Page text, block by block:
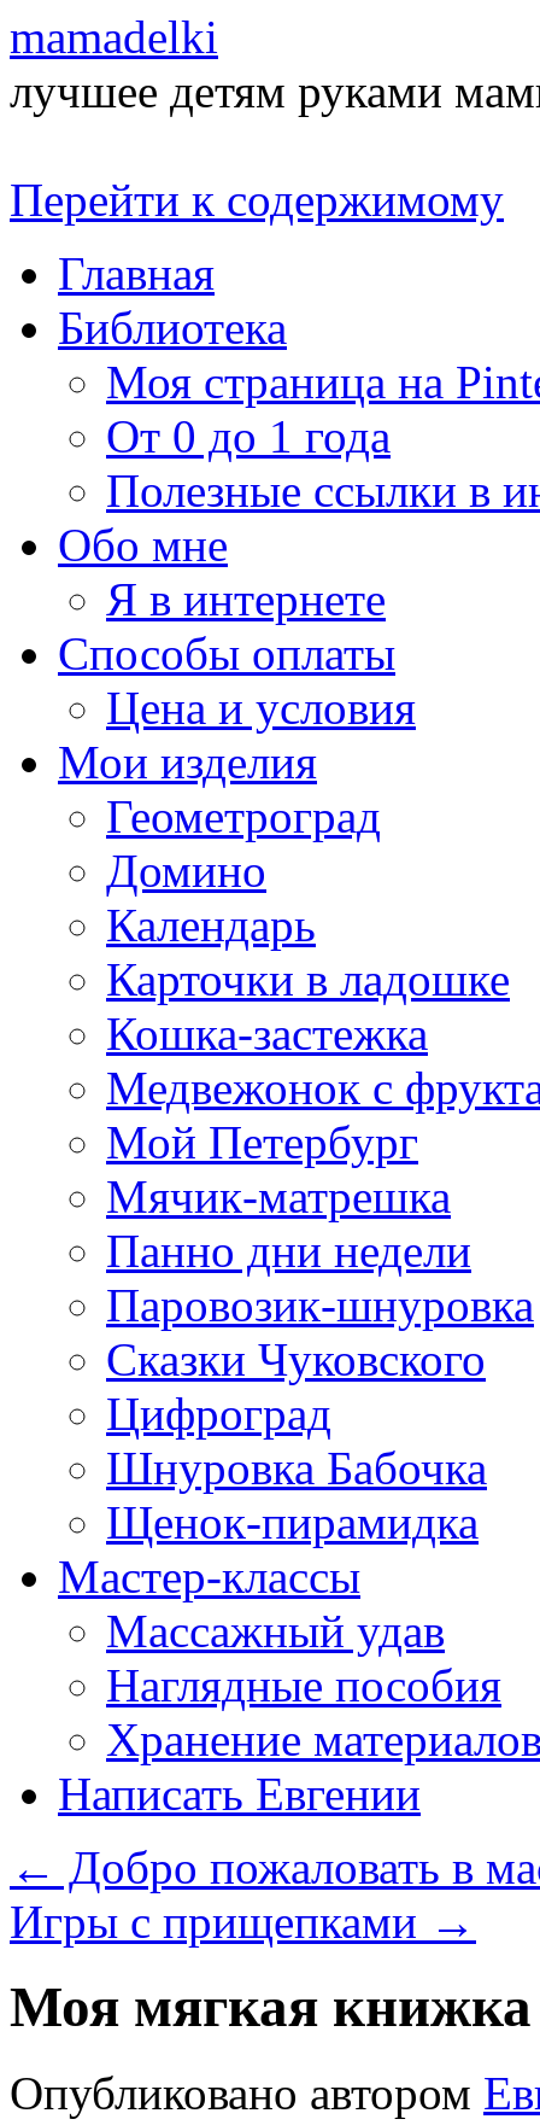
mamadelki
лучшее детям руками
Перейти к содержимому
Главная
Библиотека
Моя страница на
От 0 до 1 года
Полезные ссылки в
Обо мне
Я в интернете
Способы оплаты
Цена и условия
Мои изделия
Геометроград
Домино
Календарь
Карточки в ладошке
Кошка-застежка
Медвежонок с
Мой Петербург
Мячик-матрешка
Панно дни недели
Паровозик-шнуровка
Сказки Чуковского
Цифроград
Шнуровка Бабочка
Щенок-пирамидка
Мастер-классы
Массажный удав
Наглядные пособия
Хранение
Написать Евгении
← Добро пожаловать в
Игры с прищепками →
Моя мягкая книжка
Опубликовано автором